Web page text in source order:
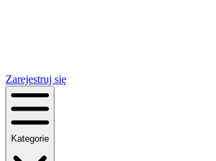
Zarejestruj się
Kategorie